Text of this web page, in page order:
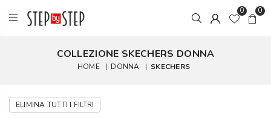
0 0
COLLEZIONE SKECHERS DONNA
HOME | DONNA | SKECHERS
ELIMINA TUTTI I FILTRI